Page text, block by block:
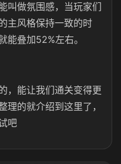
叫做氛围感，当玩家们
主风格保持一致的时
能叠加52%左右。
，能让我们通关变得更
理的就介绍到这里了，
吧